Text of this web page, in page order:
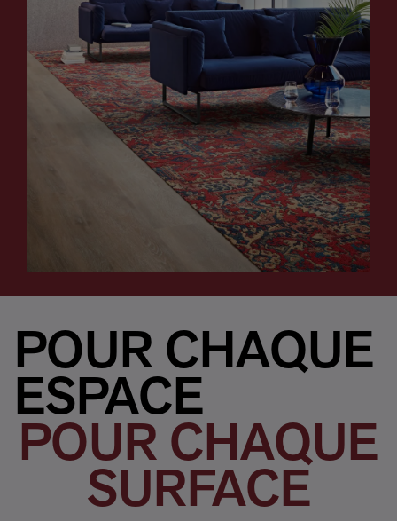
POUR CHAQUE
ESPACE
POUR CHAQUE
SURFACE